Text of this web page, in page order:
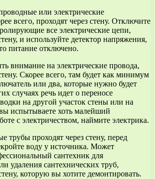
или электрические
всего, проходят через стену. Отключите
все электрические цепи,
и используйте детектор напряжения,
питание отключено.
внимание на электрические провода,
Скорее всего, там будет как минимум
или два, которые нужно будет
случаях речь идет о переносе
на другой участок стены или на
испытываете хоть малейший
с электричеством, наймите электрика.
трубы проходят через стену, перед
воду у источника. Может
сантехник для
удаления сантехнических труб,
которую вы хотите демонтировать.